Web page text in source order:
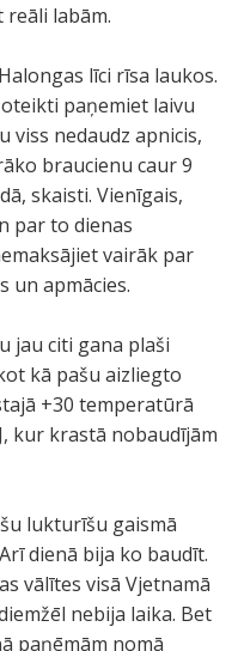
labām.
līci rīsa laukos.
paņemiet laivu
viss nedaudz apnicis,
braucienu caur 9
skaisti. Vienīgais,
par to dienas
vairāk par
un apmācies.
jau citi gana plaši
kā pašu aizliegto
+30 temperatūrā
kur krastā nobaudījām
lukturīšu gaismā
dienā bija ko baudīt.
vālītes visā Vjetnamā
nebija laika. Bet
paņēmām nomā